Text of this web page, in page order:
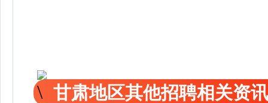
甘肃地区其他招聘相关资